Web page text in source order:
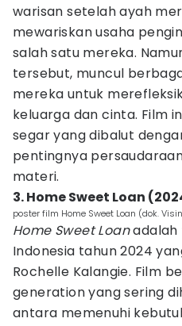
warisan setelah ayah
mewariskan usaha
salah satu mereka.
tersebut, muncul
mereka untuk
keluarga dan cinta. Film
segar yang dibalut
pentingnya
materi.
3. Home Sweet Loan
poster film Home Sweet Loan (dok.
Home Sweet Loanadalah
Indonesia tahun 2024
Rochelle Kalangie. Film
generation yang sering
antara memenuhi